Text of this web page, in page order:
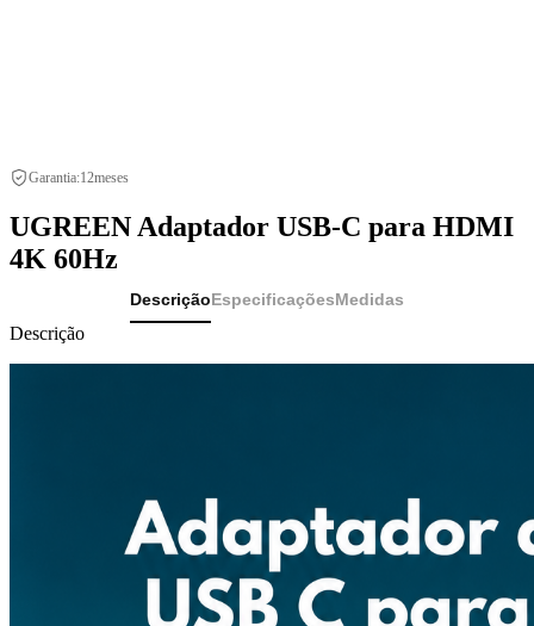
Garantia:12meses
UGREEN Adaptador USB-C para HDMI
4K 60Hz
DescriçãoEspecificaçõesMedidas
Descrição